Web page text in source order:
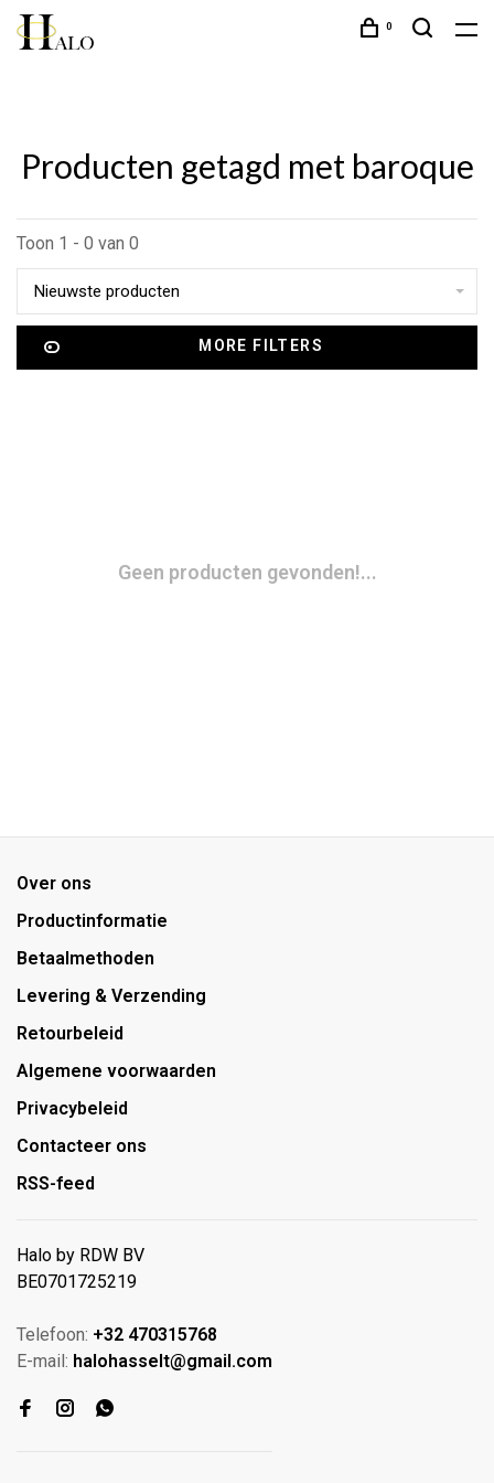
0
Producten getagd met baroque
Toon 1 - 0 van 0
Nieuwste producten
MORE FILTERS
Geen producten gevonden!...
Over ons
Productinformatie
Betaalmethoden
Levering & Verzending
Retourbeleid
Algemene voorwaarden
Privacybeleid
Contacteer ons
RSS-feed
Halo by RDW BV
BE0701725219
Telefoon: +32 470315768
E-mail: halohasselt@gmail.com